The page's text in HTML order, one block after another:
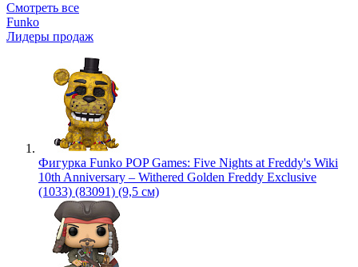
Смотреть все
Funko
Лидеры продаж
Фигурка Funko POP Games: Five Nights at Freddy's Wiki
10th Anniversary – Withered Golden Freddy Exclusive
(1033) (83091) (9,5 см)